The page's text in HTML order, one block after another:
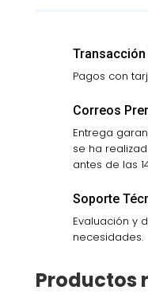
Transacción
Pagos con
Correos
Entrega
se ha
antes de las
Soporte
Evaluación y
necesidades.
Productos